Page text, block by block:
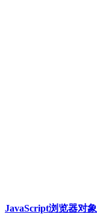
JavaScript浏览器对象